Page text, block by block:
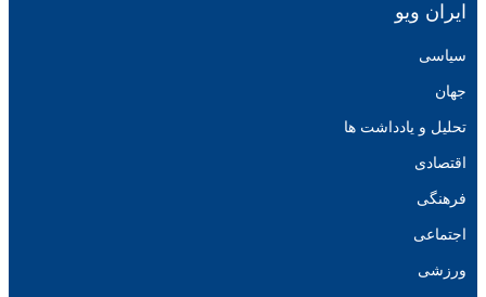
ایران ویو
سیاسی
جهان
تحلیل و یادداشت ها
اقتصادی
فرهنگی
اجتماعی
ورزشی